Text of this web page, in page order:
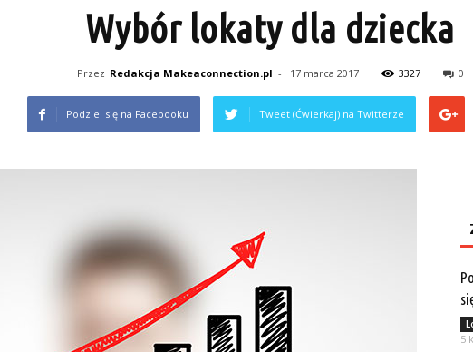
Wybór lokaty dla dziecka
Przez Redakcja Makeaconnection.pl - 17 marca 2017 3327 0
Podziel się na Facebooku Tweet (Ćwierkaj) na Twitterze
5